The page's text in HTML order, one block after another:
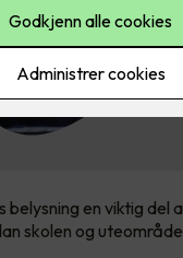
en viktig del
skolen og